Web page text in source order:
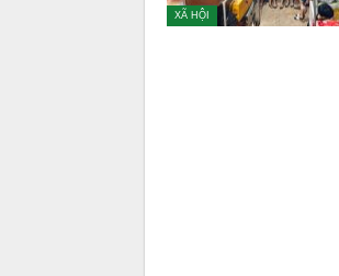
XÃ HỘI